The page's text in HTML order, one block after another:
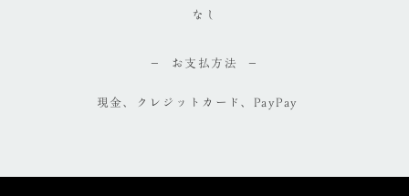
なし
お支払方法
現金、クレジットカード、PayPay